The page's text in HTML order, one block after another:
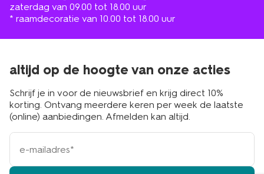
zaterdag van 09.00 tot 18.00 uur
* raamdecoratie van 10.00 tot 18.00 uur
altijd op de hoogte van onze acties
Schrijf je in voor de nieuwsbrief en krijg direct 10%
korting. Ontvang meerdere keren per week de laatste
(online) aanbiedingen. Afmelden kan altijd.
e-
mailadres